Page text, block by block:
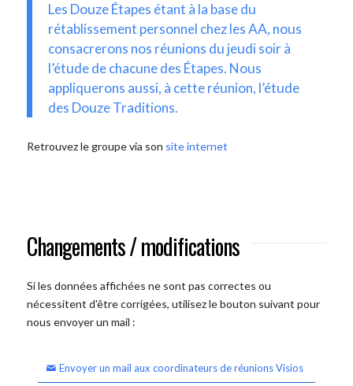
Les Douze Étapes étant à la base du
rétablissement personnel chez les AA, nous
consacrerons nos réunions du jeudi soir à
l’étude de chacune des Étapes. Nous
appliquerons aussi, à cette réunion, l’étude
des Douze Traditions.
Retrouvez le groupe via son site internet
Changements / modifications
Si les données affichées ne sont pas correctes ou
nécessitent d'être corrigées, utilisez le bouton suivant pour
nous envoyer un mail :
Envoyer un mail aux coordinateurs de réunions Visios